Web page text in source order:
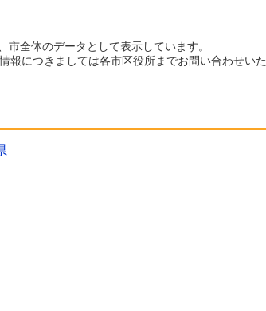
全体のデータとして表示しています。
につきましては各市区役所までお問い合わせいた